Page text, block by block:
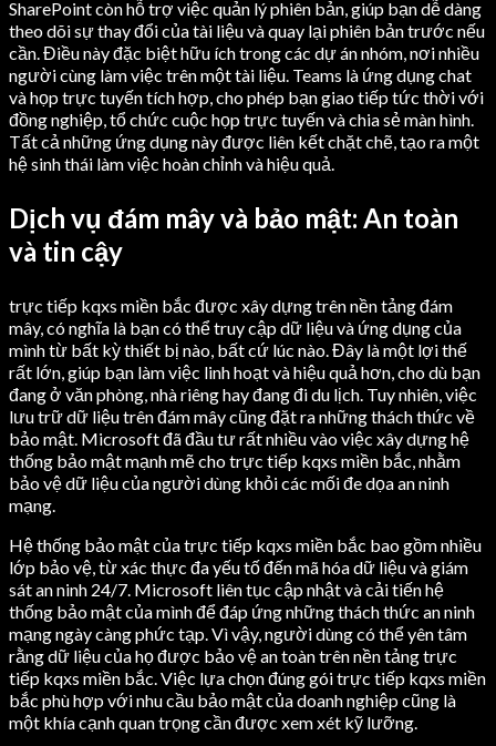
SharePoint còn hỗ trợ việc quản lý phiên bản, giúp bạn dễ dàng
theo dõi sự thay đổi của tài liệu và quay lại phiên bản trước nếu
cần. Điều này đặc biệt hữu ích trong các dự án nhóm, nơi nhiều
người cùng làm việc trên một tài liệu. Teams là ứng dụng chat
và họp trực tuyến tích hợp, cho phép bạn giao tiếp tức thời với
đồng nghiệp, tổ chức cuộc họp trực tuyến và chia sẻ màn hình.
Tất cả những ứng dụng này được liên kết chặt chẽ, tạo ra một
hệ sinh thái làm việc hoàn chỉnh và hiệu quả.
Dịch vụ đám mây và bảo mật: An toàn
và tin cậy
trực tiếp kqxs miền bắc được xây dựng trên nền tảng đám
mây, có nghĩa là bạn có thể truy cập dữ liệu và ứng dụng của
mình từ bất kỳ thiết bị nào, bất cứ lúc nào. Đây là một lợi thế
rất lớn, giúp bạn làm việc linh hoạt và hiệu quả hơn, cho dù bạn
đang ở văn phòng, nhà riêng hay đang đi du lịch. Tuy nhiên, việc
lưu trữ dữ liệu trên đám mây cũng đặt ra những thách thức về
bảo mật. Microsoft đã đầu tư rất nhiều vào việc xây dựng hệ
thống bảo mật mạnh mẽ cho trực tiếp kqxs miền bắc, nhằm
bảo vệ dữ liệu của người dùng khỏi các mối đe dọa an ninh
mạng.
Hệ thống bảo mật của trực tiếp kqxs miền bắc bao gồm nhiều
lớp bảo vệ, từ xác thực đa yếu tố đến mã hóa dữ liệu và giám
sát an ninh 24/7. Microsoft liên tục cập nhật và cải tiến hệ
thống bảo mật của mình để đáp ứng những thách thức an ninh
mạng ngày càng phức tạp. Vì vậy, người dùng có thể yên tâm
rằng dữ liệu của họ được bảo vệ an toàn trên nền tảng trực
tiếp kqxs miền bắc. Việc lựa chọn đúng gói trực tiếp kqxs miền
bắc phù hợp với nhu cầu bảo mật của doanh nghiệp cũng là
một khía cạnh quan trọng cần được xem xét kỹ lưỡng.